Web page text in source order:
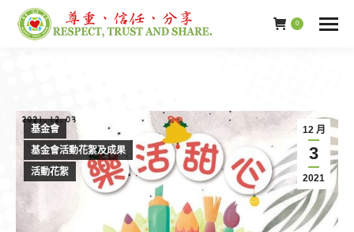
0
12 月
3
2021
基金會
基金會活動花絮及成果
活動花絮